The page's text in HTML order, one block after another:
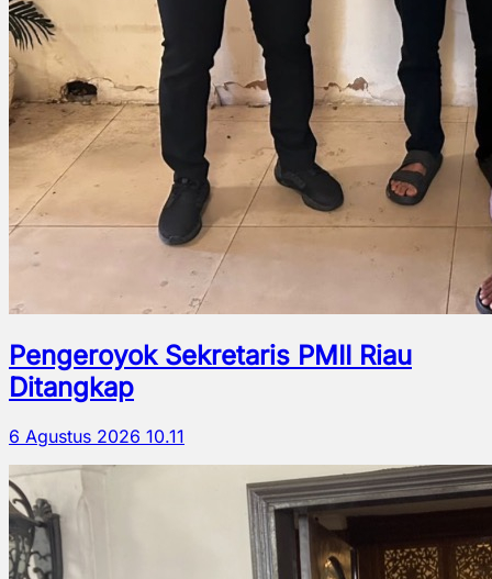
Pengeroyok Sekretaris PMII Riau
Ditangkap
6 Agustus 2026 10.11